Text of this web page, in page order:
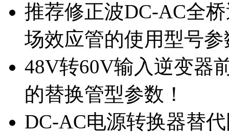
推荐修正波DC-AC全
场效应管的使用型号参
48V转60V输入逆变器
的替换管型参数！
DC-AC电源转换器替